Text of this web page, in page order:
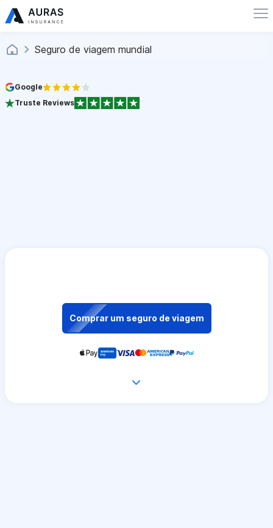
Seguro de viagem mundial
Google
Truste Reviews
Comprar um seguro de viagem